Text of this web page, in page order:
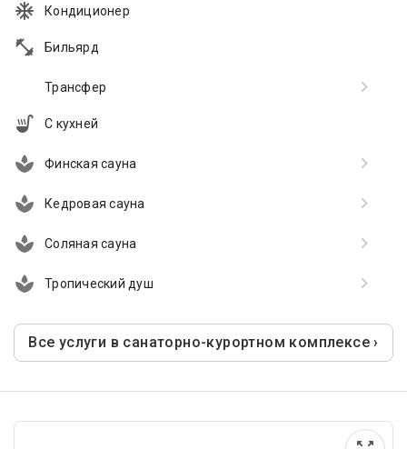
Кондиционер
Бильярд
Трансфер
С кухней
Финская сауна
Кедровая сауна
Соляная сауна
Тропический душ
Все услуги в санаторно-курортном комплексе ›